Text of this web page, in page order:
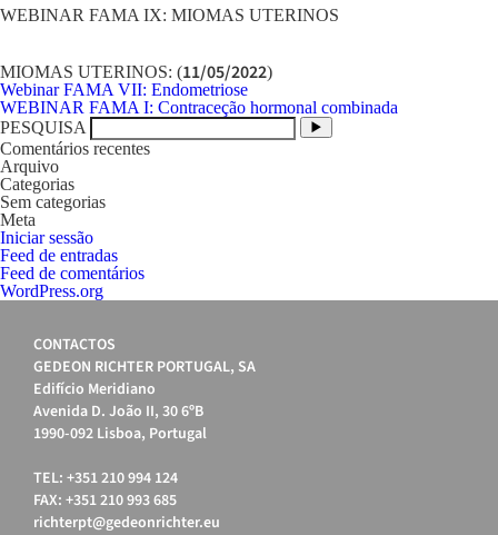
WEBINAR FAMA IX: MIOMAS UTERINOS
MIOMAS UTERINOS: (11/05/2022)
Navegação
de
artigos
Webinar FAMA VII: Endometriose
WEBINAR FAMA I: Contraceção hormonal combinada
PESQUISA
Comentários recentes
Arquivo
Categorias
Sem categorias
Meta
Iniciar sessão
Feed de entradas
Feed de comentários
WordPress.org
CONTACTOS
GEDEON RICHTER PORTUGAL, SA
Edifício Meridiano
Avenida D. João II, 30 6ºB
1990-092 Lisboa, Portugal
TEL: +351 210 994 124
FAX: +351 210 993 685
richterpt@gedeonrichter.eu